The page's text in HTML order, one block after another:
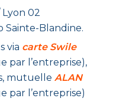
02
Sainte-Blandine.
via carte Swile
par l’entreprise),
mutuelle ALAN
par l’entreprise)